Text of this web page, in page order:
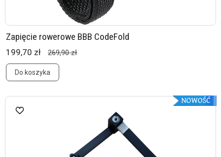
Zapięcie rowerowe BBB CodeFold
199,70 zł 269,90 zł
Do koszyka